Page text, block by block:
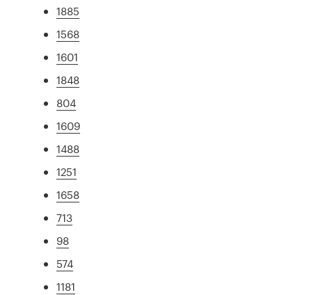
1885
1568
1601
1848
804
1609
1488
1251
1658
713
98
574
1181